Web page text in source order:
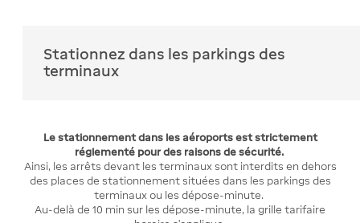
Stationnez dans les parkings des
terminaux
Le stationnement dans les aéroports est strictement
réglementé pour des raisons de sécurité.
Ainsi, les arrêts devant les terminaux sont interdits en dehors
des places de stationnement situées dans les parkings des
terminaux ou les dépose-minute.
Au-delà de 10 min sur les dépose-minute, la grille tarifaire